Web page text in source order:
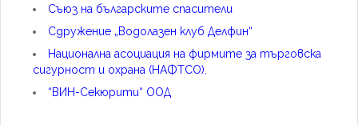
Съюз на българските спасители
Сдружение „Водолазен клуб Делфин“
Национална асоциация на фирмите за търговска
сигурност и охрана (НАФТСО).
“ВИН-Секюрити“ ООД